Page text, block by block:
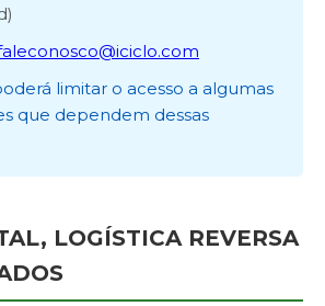
limitar o acesso a algumas
que dependem dessas
LOGÍSTICA REVERSA